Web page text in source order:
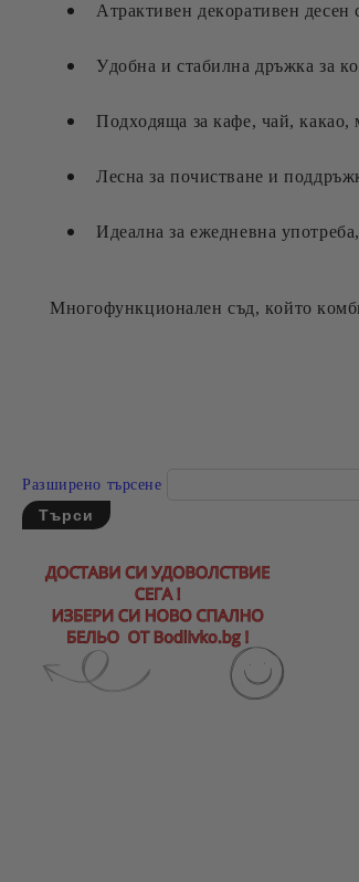
Атрактивен декоративен
Удобна и стабилна дръжка за
Подходяща за кафе, чай, какао,
Лесна за почистване и
Идеална за ежедневна
Многофункционален съд, който
Разширено търсене